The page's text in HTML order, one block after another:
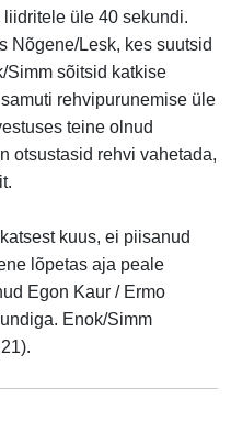
üle 40 sekundi.
Nõgene/Lesk, kes suutsid
Simm sõitsid katkise
rehvipurunemise üle
teine olnud
otsustasid rehvi vahetada,
kuus, ei piisanud
lõpetas aja peale
Egon Kaur / Ermo
Enok/Simm